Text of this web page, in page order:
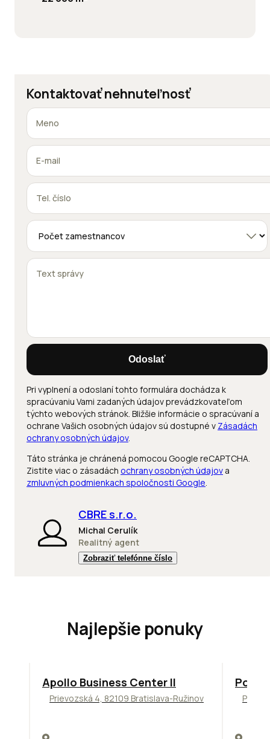
Kontaktovať nehnuteľnosť
Odoslať
Pri vyplnení a odoslaní tohto formulára dochádza k
spracúvaniu Vami zadaných údajov prevádzkovateľom
týchto webových stránok. Bližšie informácie o spracúvaní a
ochrane Vašich osobných údajov sú dostupné v Zásadách
ochrany osobných údajov.
Táto stránka je chránená pomocou Google reCAPTCHA.
Zistite viac o zásadách ochrany osobných údajov a
zmluvných podmienkach spoločnosti Google.
CBRE s.r.o.
Michal Cerulík
Realitný agent
Zobraziť telefónne číslo
Najlepšie ponuky
TOP NOVINKA ODPORÚČAME
Apollo Business Center II
Prievozská 4, 82109 Bratislava-Ružinov